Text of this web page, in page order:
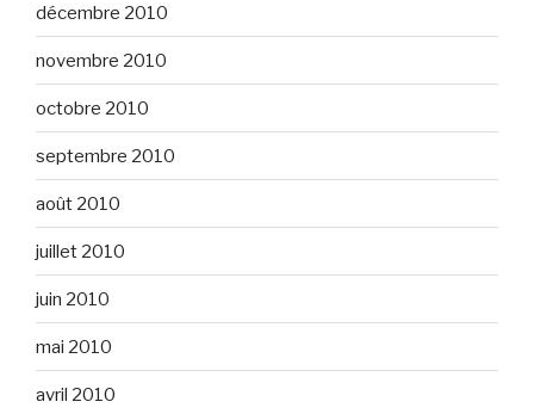
décembre 2010
novembre 2010
octobre 2010
septembre 2010
août 2010
juillet 2010
juin 2010
mai 2010
avril 2010